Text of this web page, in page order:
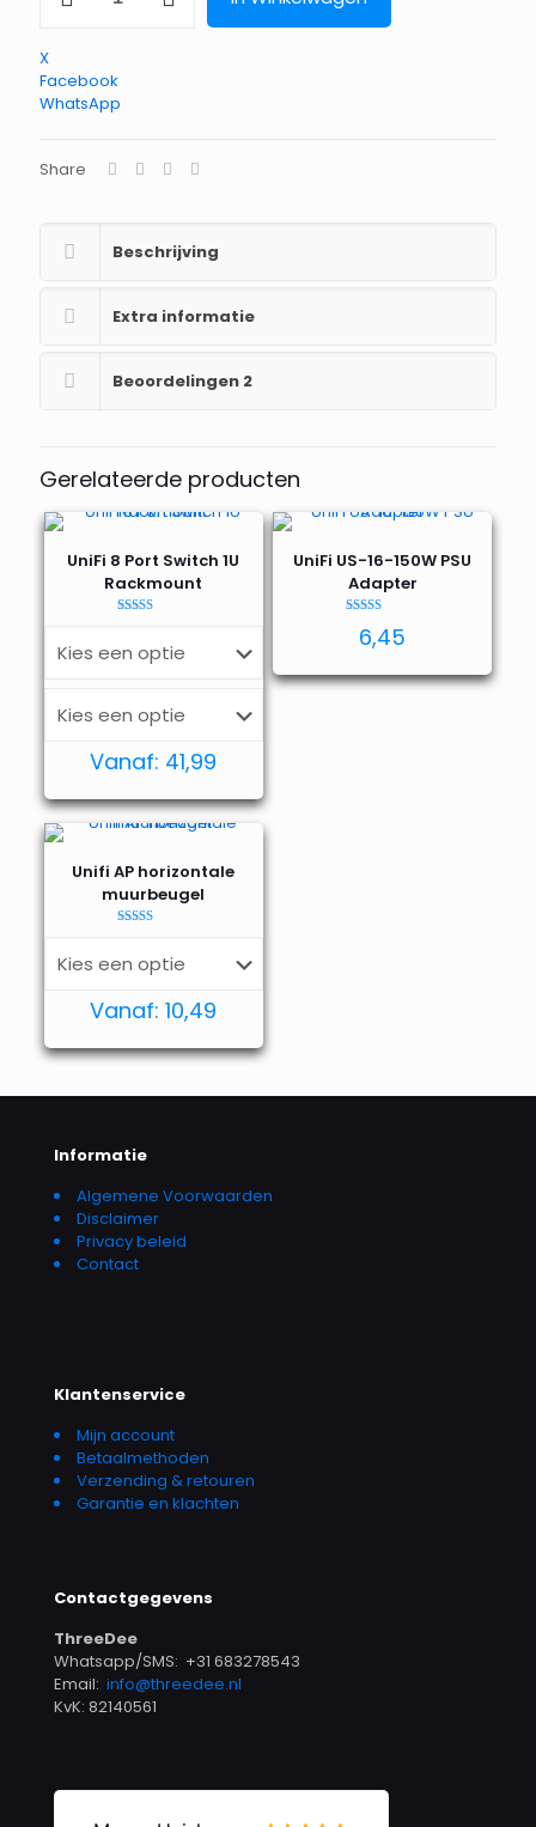
US-
8-
60W
aantal
X
Facebook
WhatsApp
Share
Beschrijving
Extra informatie
Beoordelingen 2
Gerelateerde producten
UniFi 8 Port Switch 1U
Rackmount
uit 5
Vanaf: 41,99
UniFi US-16-150W PSU
Adapter
5.00
uit 5
6,45
Unifi AP horizontale
muurbeugel
uit 5
Vanaf:10,49
Informatie
Algemene Voorwaarden
Disclaimer
Privacy beleid
Contact
Klantenservice
Mijn account
Betaalmethoden
Verzending & retouren
Garantie en klachten
Contactgegevens
ThreeDee
Whatsapp/SMS: +31 683278543
Email: info@threedee.nl
KvK: 82140561